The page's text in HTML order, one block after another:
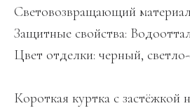
Световозвращающий
Защитные свойства:
Цвет отделки: черный,
Короткая куртка с застёжкой